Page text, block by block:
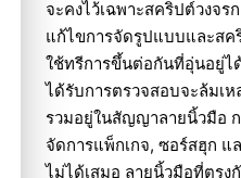
จะคงไว้เฉพาะสคริปต์วงจ
แก้ไขการจัดรูปแบบและสค
ใช้ทรีการขึ้นต่อกันที่อุ่นอยู่ไ
ได้รับการตรวจสอบจะล้มเ
รวมอยู่ในสัญญาลายนิ้วมือ
จัดการแพ็กเกจ, ซอร์สฮุก
ไม่ได้เสมอ ลายนิ้วมือที่ตรง